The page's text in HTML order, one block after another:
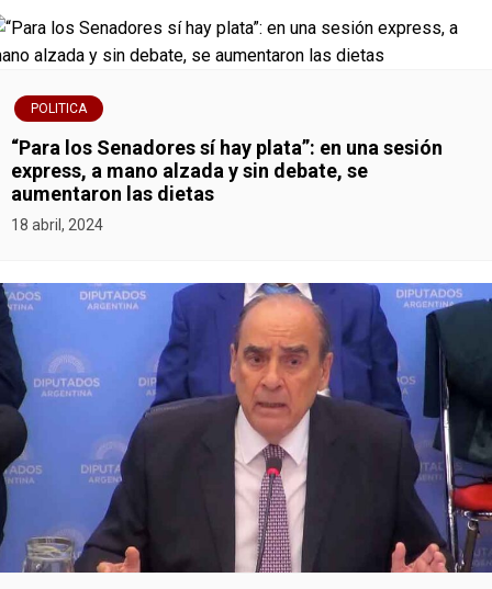
POLITICA
“Para los Senadores sí hay plata”: en una sesión
express, a mano alzada y sin debate, se
aumentaron las dietas
18 abril, 2024